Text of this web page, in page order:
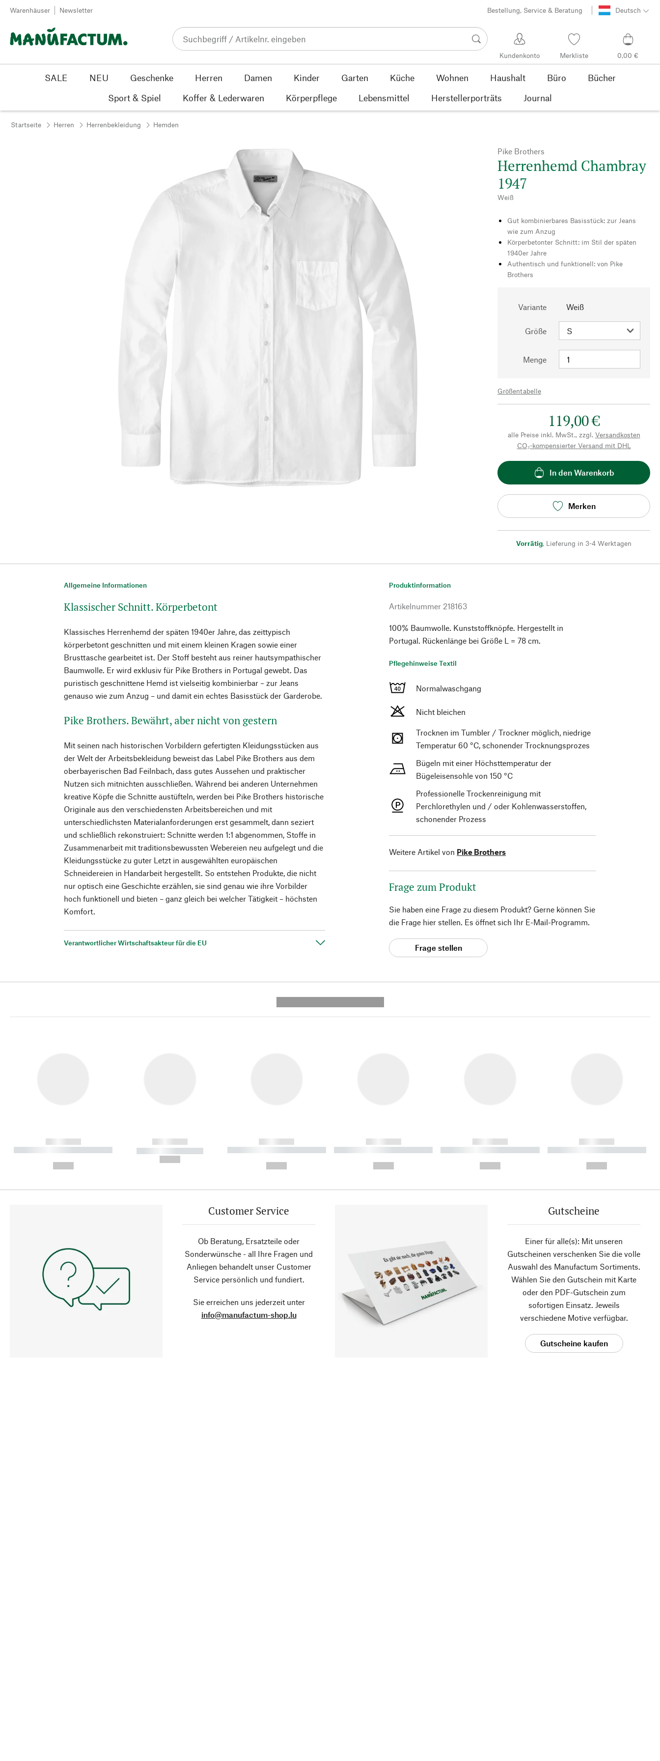
Zum Inhalt springen
Warenhäuser Newsletter Bestellung, Service & Beratung Deutsch
Kundenkonto Merkliste 0,00 €
SALE NEU Geschenke Herren Damen Kinder Garten Küche Wohnen Haushalt Büro
Bücher
Sport & Spiel
Koffer & Lederwaren Körperpflege Lebensmittel Herstellerporträts Journal
Startseite Herren Herrenbekleidung Hemden
Pike Brothers
Herrenhemd Chambray
1947
Weiß
Gut kombinierbares Basisstück: zur Jeans
wie zum Anzug
Körperbetonter Schnitt: im Stil der späten
1940er Jahre
Authentisch und funktionell: von Pike
Brothers
Variante Weiß
Größe
Menge
Größentabelle
119,00 €
alle Preise inkl. MwSt., zzgl. Versandkosten
CO₂-kompensierter Versand mit DHL
In den Warenkorb
Merken
Vorrätig, Lieferung in 3-4 Werktagen
Allgemeine Informationen
Klassischer Schnitt. Körperbetont
Klassisches Herrenhemd der späten 1940er Jahre, das zeittypisch
körperbetont geschnitten und mit einem kleinen Kragen sowie einer
Brusttasche gearbeitet ist. Der Stoff besteht aus reiner hautsympathischer
Baumwolle. Er wird exklusiv für Pike Brothers in Portugal gewebt. Das
puristisch geschnittene Hemd ist vielseitig kombinierbar – zur Jeans
genauso wie zum Anzug – und damit ein echtes Basisstück der Garderobe.
Pike Brothers. Bewährt, aber nicht von gestern
Mit seinen nach historischen Vorbildern gefertigten Kleidungsstücken aus
der Welt der Arbeitsbekleidung beweist das Label Pike Brothers aus dem
oberbayerischen Bad Feilnbach, dass gutes Aussehen und praktischer
Nutzen sich mitnichten ausschließen. Während bei anderen Unternehmen
kreative Köpfe die Schnitte austüfteln, werden bei Pike Brothers historische
Originale aus den verschiedensten Arbeitsbereichen und mit
unterschiedlichsten Materialanforderungen erst gesammelt, dann seziert
und schließlich rekonstruiert: Schnitte werden 1:1 abgenommen, Stoffe in
Zusammenarbeit mit traditionsbewussten Webereien neu aufgelegt und die
Kleidungsstücke zu guter Letzt in ausgewählten europäischen
Schneidereien in Handarbeit hergestellt. So entstehen Produkte, die nicht
nur optisch eine Geschichte erzählen, sie sind genau wie ihre Vorbilder
hoch funktionell und bieten – ganz gleich bei welcher Tätigkeit – höchsten
Komfort.
Verantwortlicher Wirtschaftsakteur für die EU
Produktinformation
Artikelnummer 218163
100% Baumwolle. Kunststoffknöpfe. Hergestellt in
Portugal. Rückenlänge bei Größe L = 78 cm.
Pflegehinweise Textil
Normalwaschgang
Nicht bleichen
Trocknen im Tumbler / Trockner möglich, niedrige
Temperatur 60 °C, schonender Trocknungsprozes
Bügeln mit einer Höchsttemperatur der
Bügeleisensohle von 150 °C
Professionelle Trockenreinigung mit
Perchlorethylen und / oder Kohlenwasserstoffen,
schonender Prozess
Weitere Artikel von Pike Brothers
Frage zum Produkt
Sie haben eine Frage zu diesem Produkt? Gerne können Sie
die Frage hier stellen. Es öffnet sich Ihr E-Mail-Programm.
Frage stellen
------------
----------- ----------- ----------
------------
----------- -----------
------------
----------- ----------- ----------
------------
----------- ----------- ----------
------------
----------- ----------- ----------
------------
----------- ----------- ----------
Customer Service
Ob Beratung, Ersatzteile oder
Sonderwünsche - all Ihre Fragen und
Anliegen behandelt unser Customer
Service persönlich und fundiert.
Sie erreichen uns jederzeit unter
info@manufactum-shop.lu
Gutscheine
Einer für alle(s): Mit unseren
Gutscheinen verschenken Sie die volle
Auswahl des Manufactum Sortiments.
Wählen Sie den Gutschein mit Karte
oder den PDF-Gutschein zum
sofortigen Einsatz. Jeweils
verschiedene Motive verfügbar.
Gutscheine kaufen